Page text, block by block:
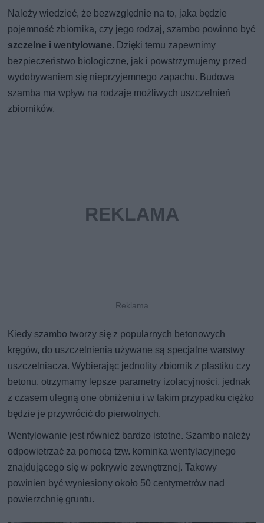
Należy wiedzieć, że bezwzględnie na to, jaka będzie
pojemność zbiornika, czy jego rodzaj, szambo powinno być
szczelne i wentylowane. Dzięki temu zapewnimy
bezpieczeństwo biologiczne, jak i powstrzymujemy przed
wydobywaniem się nieprzyjemnego zapachu. Budowa
szamba ma wpływ na rodzaje możliwych uszczelnień
zbiorników.
Kiedy szambo tworzy się z popularnych betonowych
kręgów, do uszczelnienia używane są specjalne warstwy
uszczelniacza. Wybierając jednolity zbiornik z plastiku czy
betonu, otrzymamy lepsze parametry izolacyjności, jednak
z czasem ulegną one obniżeniu i w takim przypadku ciężko
będzie je przywrócić do pierwotnych.
Wentylowanie jest również bardzo istotne. Szambo należy
odpowietrzać za pomocą tzw. kominka wentylacyjnego
znajdującego się w pokrywie zewnętrznej. Takowy
powinien być wyniesiony około 50 centymetrów nad
powierzchnię gruntu.